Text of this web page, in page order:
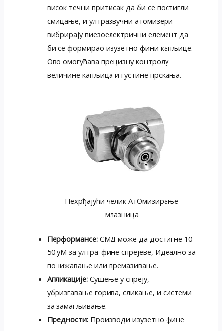
висок течни притисак да би се постигли
смицање, и ултразвучни атомизери
вибрирају пиезоелектрични елемент да
би се формирао изузетно фини капљице.
Ово омогућава прецизну контролу
величине капљица и густине прскања.
Нехрђајући челик АтОмизирање
млазница
Перформансе: СМД може да достигне 10-
50 уМ за ултра-фине спрејеве, Идеално за
понижавање или премазивање.
Апликације: Сушење у спреју,
убризгавање горива, сликање, и системи
за замагљивање.
Предности: Производи изузетно фине